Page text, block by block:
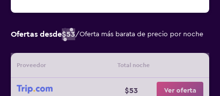
Ofertas desde$53/Oferta más barata de precio por noche
Proveedor Total noche
$53 Ver oferta